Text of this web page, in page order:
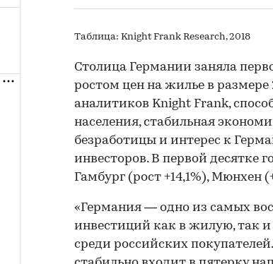
Таблица: Knight Frank Research, 2018
Столица Германии заняла
ростом цен на жилье в
аналитиков Knight Frank,
населения, стабильная
безработицы и интерес к
инвесторов. В первой десятке
Гамбург (рост +14,1%), Мюнхен
«Германия — одно из самых
инвестиций как в жилую, так
среди российских